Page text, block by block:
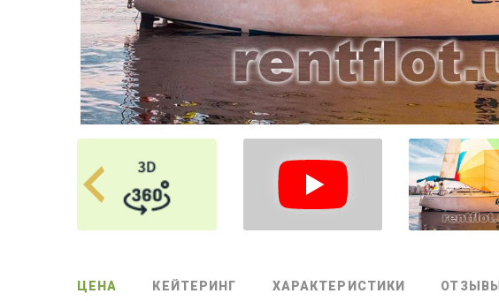
ЦЕНА КЕЙТЕРИНГ ХАРАКТЕРИСТИКИ ОТЗЫВЫ